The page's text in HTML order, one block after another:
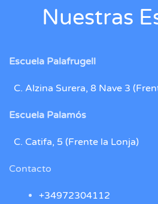
Nuestras
Escuela Palafrugell
C. Alzina Surera, 8 Nave 3
Escuela Palamós
C. Catifa, 5 (Frente la Lonja)
Contacto
+34972304112